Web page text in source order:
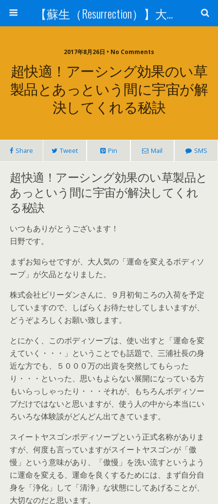
【蘇生（Resurrection）】大宇宙と人体の神秘を紐解く
2017年8月26日 • No Comments
超快適！アーシング効果のい草
製品とあっという間に宇宙が解
決してくれる秘訣
Share Tweet Pin Mail SMS
超快適！アーシング効果のい草製品と
あっという間に宇宙が解決してくれ
る秘訣
いつもありがとうございます！
日野です。
まずお知らせですが、大人気の「運命を変えるボディソ
ープ」が欠品となりました。
株式会社ビリーダンさんに、９月初旬ころの入荷を予定
していますので、しばらくお待たせしてしまいますが、
どうぞよろしくお願い致します。
とにかく、このボディソープは、使い出すと「運命を変
えていく・・・」ということでも話題で、三浦社長の身
近な方でも、５０００万の出資を突然してもらった
り・・・といった、思いもよらない展開になっている方
もいらっしゃったり・・・それが、もちろんボディソー
プだけではないと思いますが、使う人の中から本当にい
ろいろな体験談がどんどん出てきています。
スイートヤスゴンボディソープという正式名称がありま
すが、何度も言っていますがスイートヤスゴンが「傲
慢」という意味があり、「傲慢」を洗い流すというよう
に運命を変える、運命を良くするためには、まず自分自
身を「浄化」して「清浄」な状態にしてあげることが、
大切なのだと思います。